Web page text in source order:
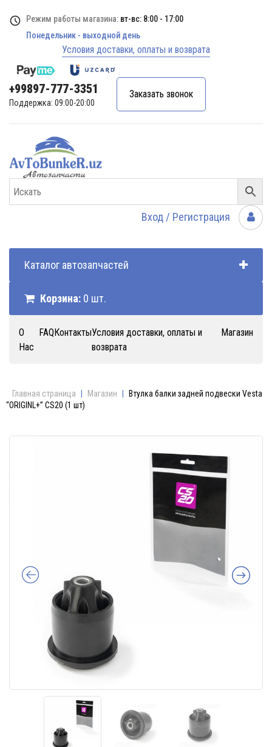
Режим работы магазина: вт-вс: 8:00 - 17:00
Понедельник - выходной день
Условия доставки, оплаты и возврата
+99897-777-3351
Поддержка: 09:00-20:00
Заказать звонок
Вход / Регистрация
Каталог автозапчастей
Корзина: 0 шт.
О
Нас
FAQКонтактыУсловия доставки, оплаты и
возврата
Магазин
Главная страница Магазин
Втулка балки задней подвески Vesta
“ORIGINL+” CS20 (1 шт)